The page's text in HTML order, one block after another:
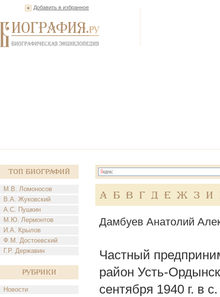
Добавить в избранное
Топ Биографий
М.В. Ломоносов
В.А. Жуковский
А.С. Пушкин
М.Ю. Лермонтов
И.А. Крылов
Ф.М. Достоевский
Г.Р. Державин
Рубрики
Новости
А Б В Г Д Е Ж З И
Дамбуев Анатолий
Частный
район Усть-
сентября 1940 г. в